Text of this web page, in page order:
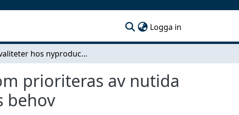
Logga in
Kvaliteter hos nyproducerade bostadsrätter som prioriteras av nutida köpare; analys av den nutida bostadsköparens behov
prioriteras av nutida
behov